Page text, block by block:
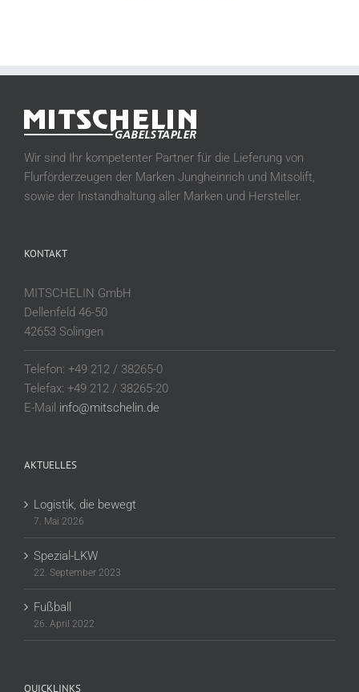
Wir sind Ihr kompetenter Partner für die Lieferung von
Flurförderzeugen der Marken Jungheinrich und Mitsolift,
sowie der Instandhaltung aller Marken und Hersteller.
KONTAKT
MITSCHELIN GmbH
Dellenfeld 46-50
42653 Solingen
Telefon: +49 212 / 38265-0
Telefax: +49 212 / 38265-20
E-Mail info@mitschelin.de
AKTUELLES
Logistik, die bewegt
7. Mai 2026
Spezial-LKW
22. September 2023
Fußball
26. April 2022
QUICKLINKS